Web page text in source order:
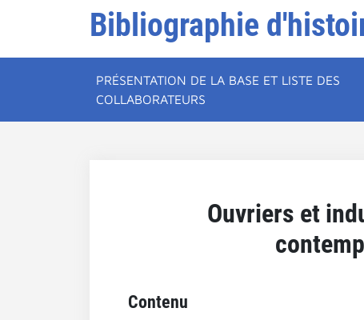
Bibliographie
PRÉSENTATION DE LA BASE ET LISTE DES
COLLABORATEURS
Ouvriers et
Contenu